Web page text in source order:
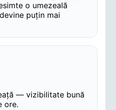
o umezeală
puțin mai
— vizibilitate bună
ore.